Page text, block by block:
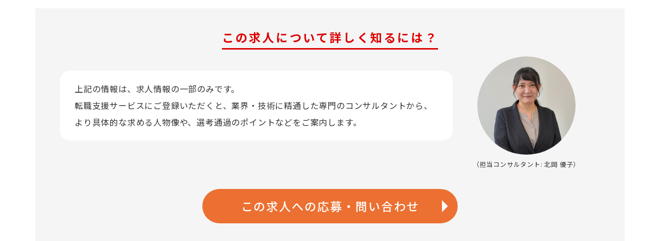
この求人について詳しく知るには？
上記の情報は、求人情報の一部のみです。
転職支援サービスにご登録いただくと、業界・技術に精通した専門のコンサルタントから、
より具体的な求める人物像や、選考通過のポイントなどをご案内します。
（担当コンサルタント: 北岡 優子）
この求人への応募・問い合わせ